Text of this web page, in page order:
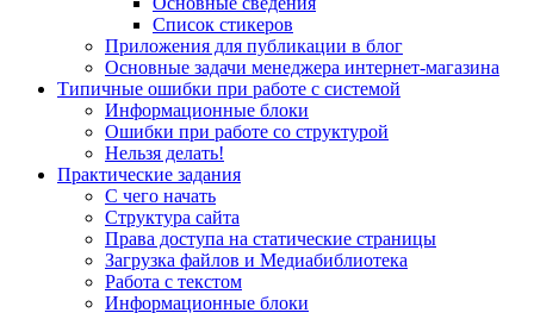
Список стикеров
Приложения для публикации в блог
Основные задачи менеджера интернет-магазина
Типичные ошибки при работе с системой
Информационные блоки
Ошибки при работе со структурой
Нельзя делать!
Практические задания
С чего начать
Структура сайта
Права доступа на статические страницы
Загрузка файлов и Медиабиблиотека
Работа с текстом
Информационные блоки